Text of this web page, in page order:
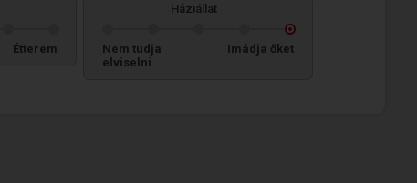
Étterem
Háziállat
Nem tudja
elviselni
Imádja őket